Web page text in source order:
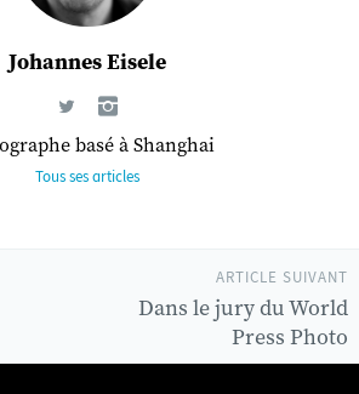
Johannes Eisele
basé à Shanghai
Tous ses articles
ARTICLE SUIVANT
Dans le jury du World
Press Photo